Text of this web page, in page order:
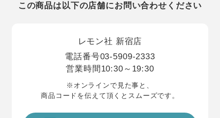
この商品は以下の店舗にお問い合わせください
レモン社 新宿店
電話番号03-5909-2333
営業時間 10:30～19:30
※オンラインで見た事と、
商品コードを伝えて頂くとスムーズです。